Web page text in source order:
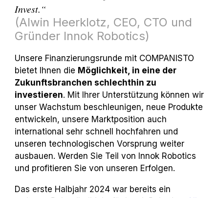
Invest.“
(Alwin Heerklotz, CEO, CTO und
Gründer Innok Robotics)
Unsere Finanzierungsrunde mit COMPANISTO
bietet Ihnen die Möglichkeit, in eine der
Zukunftsbranchen schlechthin zu
investieren. Mit Ihrer Unterstützung können wir
unser Wachstum beschleunigen, neue Produkte
entwickeln, unsere Marktposition auch
international sehr schnell hochfahren und
unseren technologischen Vorsprung weiter
ausbauen. Werden Sie Teil von Innok Robotics
und profitieren Sie von unseren Erfolgen.
Das erste Halbjahr 2024 war bereits ein